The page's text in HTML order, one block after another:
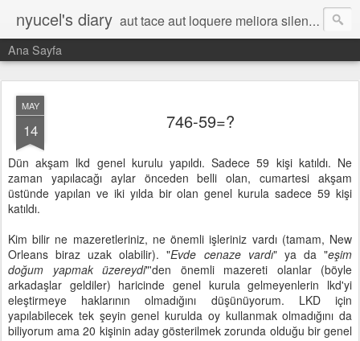
nyucel's diary aut tace aut loquere meliora silentio
Ana Sayfa
MAY
14 746-59=?
Dün akşam lkd genel kurulu yapıldı. Sadece 59 kişi katıldı. Ne
zaman yapılacağı aylar önceden belli olan, cumartesi akşam
üstünde yapılan ve iki yılda bir olan genel kurula sadece 59 kişi
katıldı.
Kim bilir ne mazeretleriniz, ne önemli işleriniz vardı (tamam, New
Orleans biraz uzak olabilir). "Evde cenaze vardı" ya da "eşim
doğum yapmak üzereydi"'den önemli mazereti olanlar (böyle
arkadaşlar geldiler) haricinde genel kurula gelmeyenlerin lkd'yi
eleştirmeye haklarının olmadığını düşünüyorum. LKD için
yapılabilecek tek şeyin genel kurulda oy kullanmak olmadığını da
biliyorum ama 20 kişinin aday gösterilmek zorunda olduğu bir genel